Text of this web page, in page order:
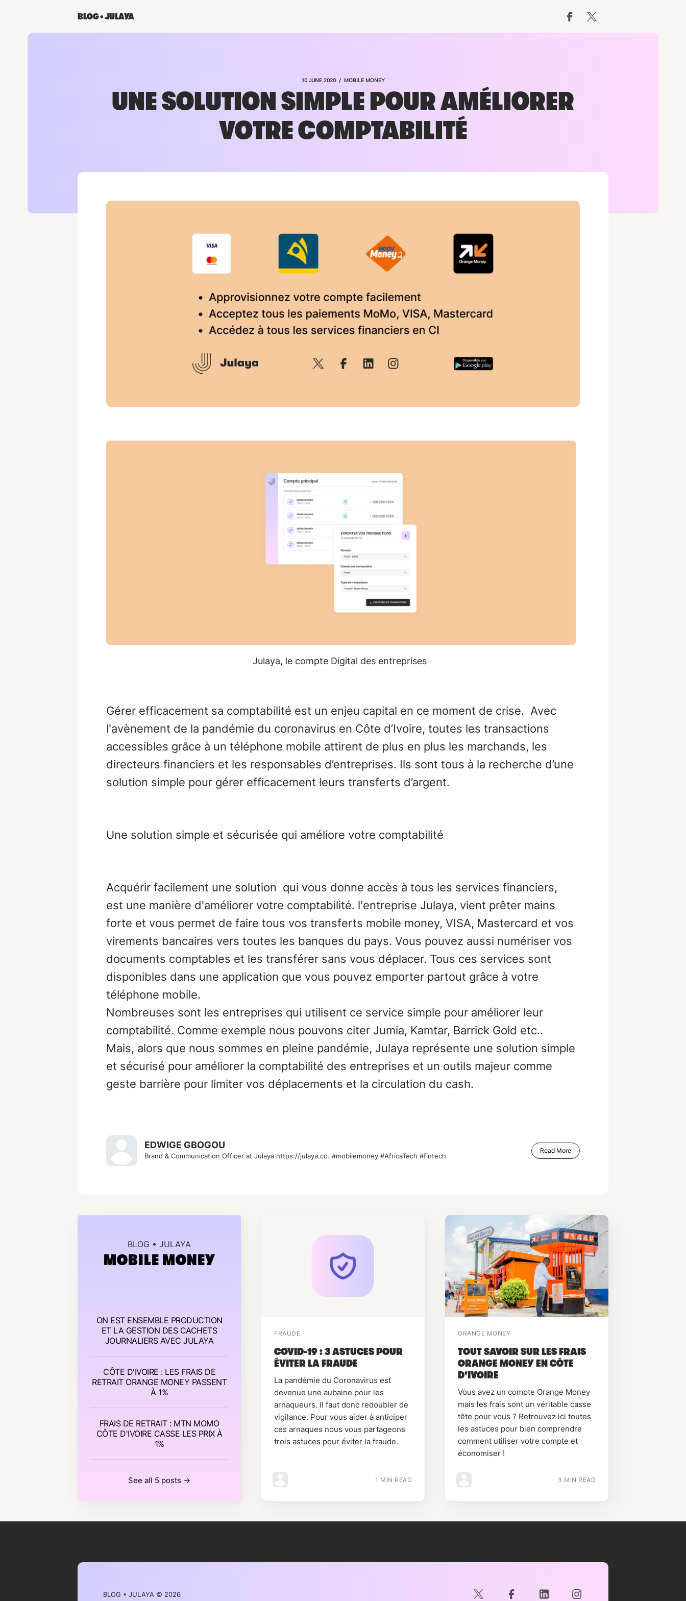
BLOG • JULAYA
10 JUNE 2020 / MOBILE MONEY
UNE SOLUTION SIMPLE POUR AMÉLIORER
VOTRE COMPTABILITÉ
Julaya, le compte Digital des entreprises
Gérer efficacement sa comptabilité est un enjeu capital en ce moment de crise. Avec
l'avènement de la pandémie du coronavirus en Côte d’Ivoire, toutes les transactions
accessibles grâce à un téléphone mobile attirent de plus en plus les marchands, les
directeurs financiers et les responsables d’entreprises. Ils sont tous à la recherche d’une
solution simple pour gérer efficacement leurs transferts d’argent.
Une solution simple et sécurisée qui améliore votre comptabilité
Acquérir facilement une solution qui vous donne accès à tous les services financiers,
est une manière d'améliorer votre comptabilité. l'entreprise Julaya, vient prêter mains
forte et vous permet de faire tous vos transferts mobile money, VISA, Mastercard et vos
virements bancaires vers toutes les banques du pays. Vous pouvez aussi numériser vos
documents comptables et les transférer sans vous déplacer. Tous ces services sont
disponibles dans une application que vous pouvez emporter partout grâce à votre
téléphone mobile.
Nombreuses sont les entreprises qui utilisent ce service simple pour améliorer leur
comptabilité. Comme exemple nous pouvons citer Jumia, Kamtar, Barrick Gold etc..
Mais, alors que nous sommes en pleine pandémie, Julaya représente une solution simple
et sécurisé pour améliorer la comptabilité des entreprises et un outils majeur comme
geste barrière pour limiter vos déplacements et la circulation du cash.
EDWIGE GBOGOU
Brand & Communication Officer at Julaya https://julaya.co. #mobilemoney #AfricaTech #fintech
Read More
BLOG • JULAYA
MOBILE MONEY
ON EST ENSEMBLE PRODUCTION
ET LA GESTION DES CACHETS
JOURNALIERS AVEC JULAYA
CÔTE D'IVOIRE : LES FRAIS DE
RETRAIT ORANGE MONEY PASSENT
À 1%
FRAIS DE RETRAIT : MTN MOMO
CÔTE D'IVOIRE CASSE LES PRIX À
1%
See all 5 posts →
FRAUDE
COVID-19 : 3 ASTUCES POUR
ÉVITER LA FRAUDE
La pandémie du Coronavirus est
devenue une aubaine pour les
arnaqueurs. Il faut donc redoubler de
vigilance. Pour vous aider à anticiper
ces arnaques nous vous partageons
trois astuces pour éviter la fraude.
1 MIN READ
ORANGE MONEY
TOUT SAVOIR SUR LES FRAIS
ORANGE MONEY EN CÔTE
D'IVOIRE
Vous avez un compte Orange Money
mais les frais sont un véritable casse
tête pour vous ? Retrouvez ici toutes
les astuces pour bien comprendre
comment utiliser votre compte et
économiser !
3 MIN READ
BLOG • JULAYA © 2026